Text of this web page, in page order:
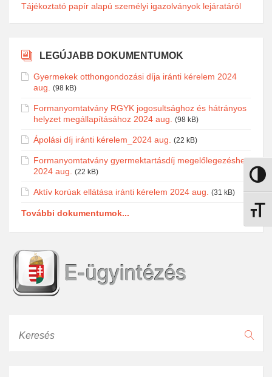
Nagy
Tájékoztató papír alapú személyi igazolványok lejáratáról
LEGÚJABB DOKUMENTUMOK
Gyermekek otthongondozási díja iránti kérelem 2024
aug.
(98 kB)
Formanyomtatvány RGYK jogosultsághoz és hátrányos
helyzet megállapításához 2024 aug.
(98 kB)
Ápolási díj iránti kérelem_2024 aug. (22 kB)
Formanyomtatvány gyermektartásdíj megelőlegezéshez
2024 aug.
(22 kB)
Aktív korúak ellátása iránti kérelem 2024 aug. (31 kB)
További dokumentumok...